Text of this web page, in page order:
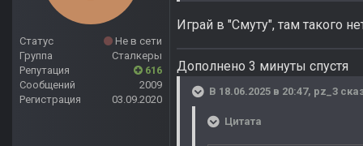
Статус
Не в сети
Группа
Сталкеры
Репутация
616
Сообщений
2009
Регистрация
03.09.2020
Играй в "Смуту", там такого
Дополнено 3 минуты спустя
В 18.06.2025 в 20:47, pz_3
Цитата